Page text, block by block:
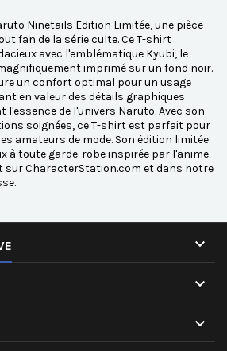
Ninetails Edition Limitée, une pièce
fan de la série culte. Ce T-shirt
avec l'emblématique Kyubi, le
imprimé sur un fond noir.
un confort optimal pour un usage
en valeur des détails graphiques
de l'univers Naruto. Avec son
soignées, ce T-shirt est parfait pour
amateurs de mode. Son édition limitée
à toute garde-robe inspirée par l'anime.
sur CharacterStation.com et dans notre


